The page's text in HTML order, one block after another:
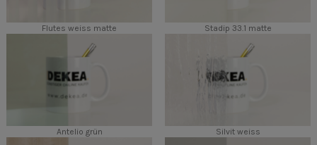
Flutes weiss matte Stadip 33.1 matte
Antelio grün Silvit weiss